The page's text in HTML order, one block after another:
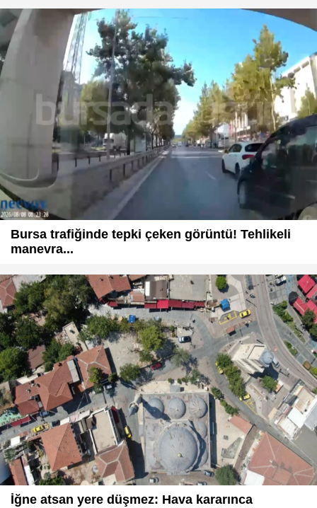
Bursa trafiğinde tepki çeken görüntü! Tehlikeli
manevra...
İğne atsan yere düşmez: Hava kararınca